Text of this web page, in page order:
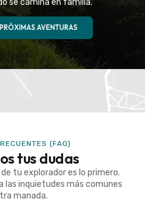
MÁS
AVENTURAS
(FAQ)
tus dudas
tu explorador es lo primero.
las inquietudes más comunes
manada.